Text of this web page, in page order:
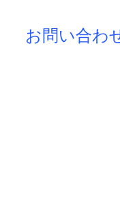
お問い合わ